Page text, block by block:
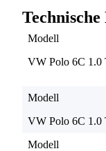
Modell
VW Polo 6C 1.0
Modell
VW Polo 6C 1.0
Modell